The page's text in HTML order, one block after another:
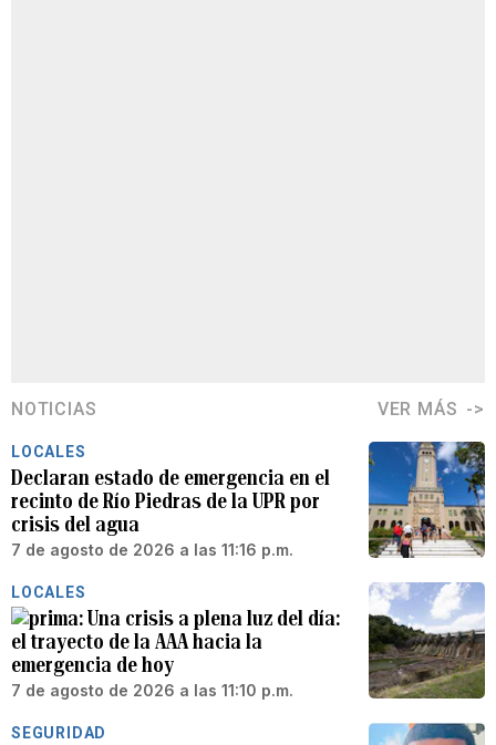
NOTICIAS VER MÁS
LOCALES
Declaran estado de emergencia en el
recinto de Río Piedras de la UPR por
crisis del agua
7 de agosto de 2026 a las 11:16 p.m.
LOCALES
Una crisis a plena luz del día:
el trayecto de la AAA hacia la
emergencia de hoy
7 de agosto de 2026 a las 11:10 p.m.
SEGURIDAD